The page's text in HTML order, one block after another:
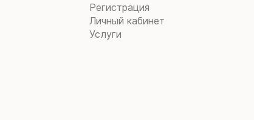
Регистрация
Личный кабинет
Услуги